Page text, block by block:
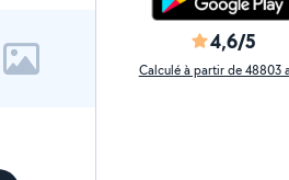
4,6/5
Calculé à partir de 48803